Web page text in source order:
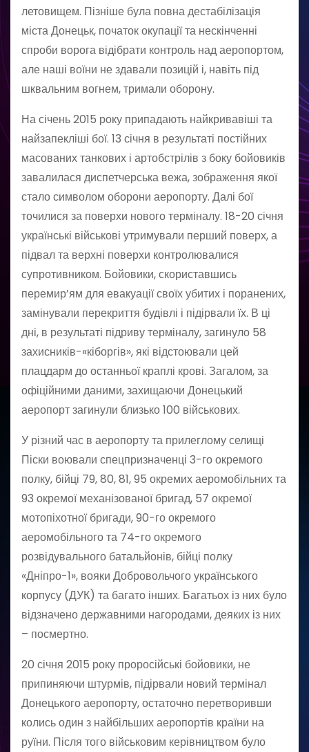
летовищем. Пізніше була повна дестабілізація
міста Донецьк, початок окупації та нескінченні
спроби ворога відібрати контроль над аеропортом,
але наші воїни не здавали позицій і, навіть під
шквальним вогнем, тримали оборону.
На січень 2015 року припадають найкривавіші та
найзапекліші бої. 13 січня в результаті постійних
масованих танкових і артобстрілів з боку бойовиків
завалилася диспетчерська вежа, зображення якої
стало символом оборони аеропорту. Далі бої
точилися за поверхи нового терміналу. 18-20 січня
українські військові утримували перший поверх, а
підвал та верхні поверхи контролювалися
супротивником. Бойовики, скориставшись
перемир’ям для евакуації своїх убитих і поранених,
замінували перекриття будівлі і підірвали їх. В ці
дні, в результаті підриву терміналу, загинуло 58
захисників-«кіборгів», які відстоювали цей
плацдарм до останньої краплі крові. Загалом, за
офіційними даними, захищаючи Донецький
аеропорт загинули близько 100 військових.
У різний час в аеропорту та прилеглому селищі
Піски воювали спецпризначенці 3-го окремого
полку, бійці 79, 80, 81, 95 окремих аеромобільних та
93 окремої механізованої бригад, 57 окремої
мотопіхотної бригади, 90-го окремого
аеромобільного та 74-го окремого
розвідувального батальйонів, бійці полку
«Дніпро-1», вояки Добровольчого українського
корпусу (ДУК) та багато інших. Багатьох із них було
відзначено державними нагородами, деяких із них
– посмертно.
20 січня 2015 року проросійські бойовики, не
припиняючи штурмів, підірвали новий термінал
Донецького аеропорту, остаточно перетворивши
колись один з найбільших аеропортів країни на
руїни. Після того військовим керівництвом було